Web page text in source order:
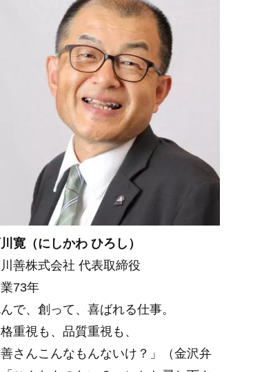
寛（にしかわ ひろし）
善株式会社 代表取締役
73年
で、創って、喜ばれる仕事。
重視も、品質重視も、
善さんこんなもんないけ？」（金沢弁